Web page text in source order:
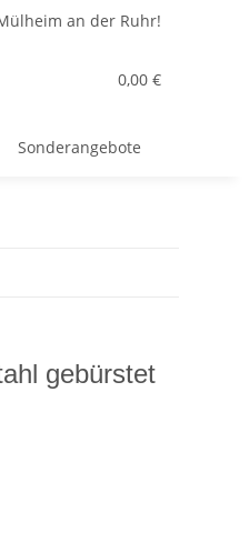
an der Ruhr!
0,00 €
Sonderangebote
gebürstet